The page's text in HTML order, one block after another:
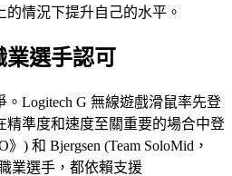
情況下提升自己的水平。
業選手認可
Logitech G 無線遊戲滑鼠率先登
精準度和速度至關重要的場合中登
) 和 Bjergsen (Team SoloMid，
業選手，都依賴支援